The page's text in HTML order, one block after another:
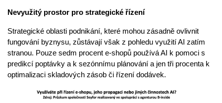
Nevyužitý prostor pro strategické řízení
Strategické oblasti podnikání, které mohou zásadně ovlivnit
fungování byznysu, zůstávají však z pohledu využití AI zatím
stranou. Pouze sedm procent e-shopů používá AI k pomoci s
predikcí poptávky a k sezónnímu plánování a jen tři procenta k
optimalizaci skladových zásob či řízení dodávek.